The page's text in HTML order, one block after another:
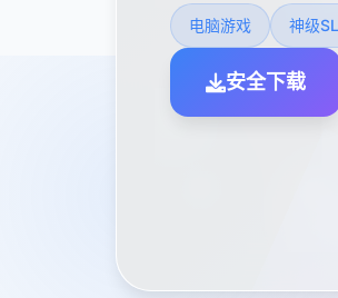
电脑游戏 神级
安全下载